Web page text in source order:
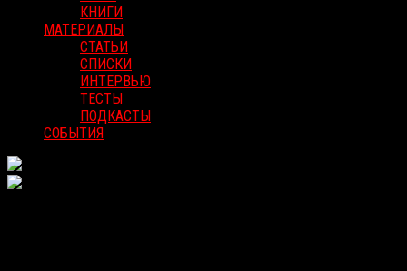
КНИГИ
МАТЕРИАЛЫ
СТАТЬИ
СПИСКИ
ИНТЕРВЬЮ
ТЕСТЫ
ПОДКАСТЫ
СОБЫТИЯ